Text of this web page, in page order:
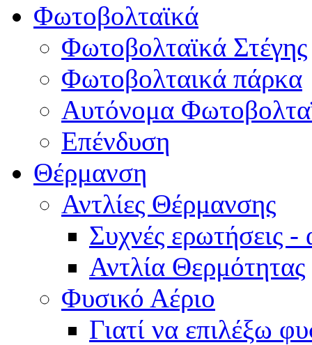
Φωτοβολταϊκά
Φωτοβολταϊκά Στέγης
Φωτοβολταικά πάρκα
Αυτόνομα
Επένδυση
Θέρμανση
Αντλίες Θέρμανσης
Συχνές ερωτήσεις -
Αντλία Θερμότητας
Φυσικό Αέριο
Γιατί να επιλέξω